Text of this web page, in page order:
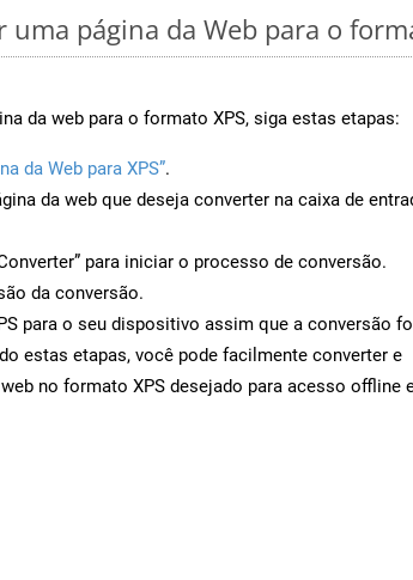
uma página da Web para o
da web para o formato XPS, siga estas etapas:
da Web para XPS”.
da web que deseja converter na caixa de
para iniciar o processo de conversão.
da conversão.
para o seu dispositivo assim que a conversão
estas etapas, você pode facilmente converter e
no formato XPS desejado para acesso offline